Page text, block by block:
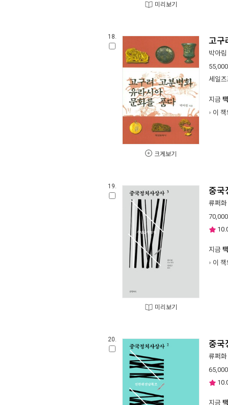
미리보기
18.
크게보기
고구
박아림
55,000
세일
지금
이
19.
미리보기
중국
류쩌화
70,000
지금
이
20. 중국
류쩌화
65,000
지금